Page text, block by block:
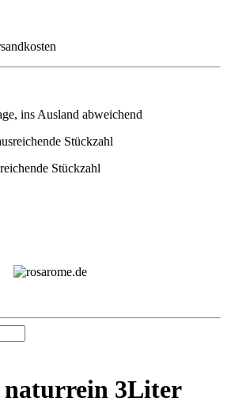
ins Ausland abweichend
Stückzahl
naturrein 3Liter